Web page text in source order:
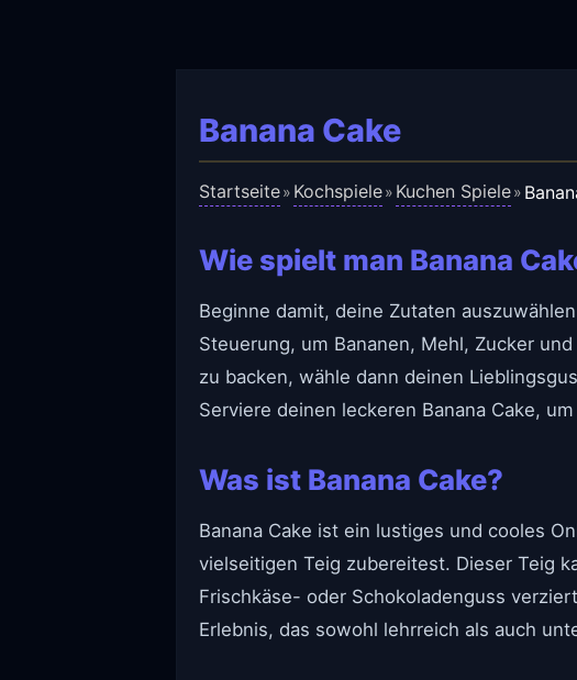
Banana Cake
Startseite» Kochspiele» Kuchen Spiele»
Wie spielt man Banana
Beginne damit, deine Zutaten
Steuerung, um Bananen, Mehl, Zucker
zu backen, wähle dann deinen
Serviere deinen leckeren Banana Cake,
Was ist Banana Cake?
Banana Cake ist ein lustiges und cooles
vielseitigen Teig zubereitest. Dieser Teig
Frischkäse- oder Schokoladenguss
Erlebnis, das sowohl lehrreich als auch